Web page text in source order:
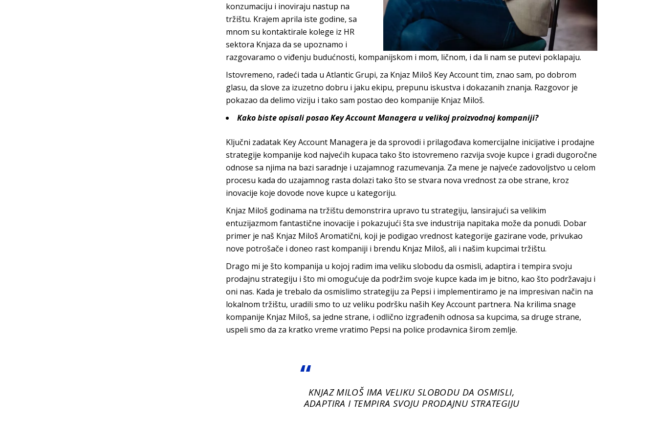
konzumaciju i inoviraju nastup na
tržištu. Krajem aprila iste godine, sa
mnom su kontaktirale kolege iz HR
sektora Knjaza da se upoznamo i
razgovaramo o viđenju budućnosti, kompanijskom i mom, ličnom, i da li nam se putevi poklapaju.
Istovremeno, radeći tada u Atlantic Grupi, za Knjaz Miloš Key Accounttim, znao sam, po dobrom
glasu, da slove za izuzetno dobru i jaku ekipu, prepunu iskustva i dokazanih znanja. Razgovor je
pokazao da delimo viziju i tako sam postao deo kompanije Knjaz Miloš.
Kako biste opisali posaoKey Account Managerau velikoj proizvodnoj kompaniji?
Ključni zadatak Key Account Managera je da sprovodi i prilagođava komercijalne inicijative i prodajne
strategije kompanije kod najvećih kupaca tako što istovremeno razvija svoje kupce i gradi dugoročne
odnose sa njima na bazi saradnje i uzajamnog razumevanja. Za mene je najveće zadovoljstvo u celom
procesu kada do uzajamnog rasta dolazi tako što se stvara nova vrednost za obe strane, kroz
inovacije koje dovode nove kupce u kategoriju.
Knjaz Miloš godinama na tržištu demonstrira upravo tu strategiju, lansirajući sa velikim
entuzijazmom fantastične inovacije i pokazujući šta sve industrija napitaka može da ponudi. Dobar
primer je naš Knjaz Miloš Aromatični, koji je podigao vrednost kategorije gazirane vode, privukao
nove potrošače i doneo rast kompaniji i brendu Knjaz Miloš, ali i našim kupcimai tržištu.
Drago mi je što kompanija u kojoj radim ima veliku slobodu da osmisli, adaptira i tempira svoju
prodajnu strategiju i što mi omogućuje da podržim svoje kupce kada im je bitno, kao što podržavaju i
oni nas. Kada je trebalo da osmislimo strategiju za Pepsi i implementiramo je na impresivan način na
lokalnom tržištu, uradili smo to uz veliku podršku naših Key Account partnera. Na krilima snage
kompanije Knjaz Miloš, sa jedne strane, i odlično izgrađenih odnosa sa kupcima, sa druge strane,
uspeli smo da za kratko vreme vratimo Pepsi na police prodavnica širom zemlje.
KNJAZ MILOŠ IMA VELIKU SLOBODU DA OSMISLI,
ADAPTIRA I TEMPIRA SVOJU PRODAJNU STRATEGIJU